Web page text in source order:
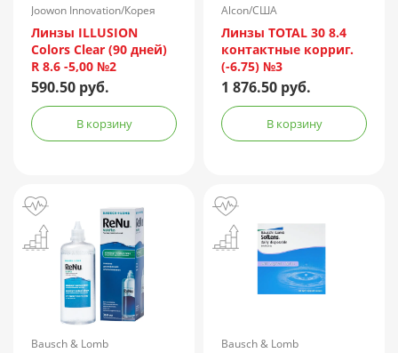
Joowon Innovation/Корея
Линзы ILLUSION
Colors Clear (90 дней)
R 8.6 -5,00 №2
590.50 руб.
В корзину
Alcon/США
Линзы TOTAL 30 8.4
контактные корриг.
(-6.75) №3
1 876.50 руб.
В корзину
Bausch & Lomb
Bausch & Lomb